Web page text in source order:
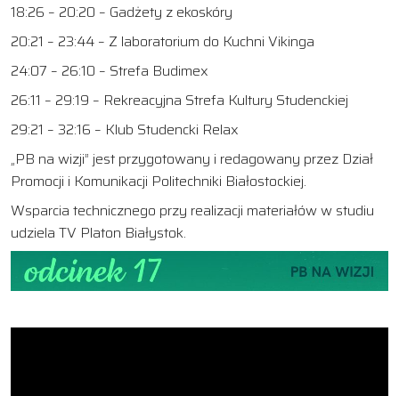
18:26 – 20:20 – Gadżety z ekoskóry
20:21 – 23:44 – Z laboratorium do Kuchni Vikinga
24:07 – 26:10 – Strefa Budimex
26:11 – 29:19 – Rekreacyjna Strefa Kultury Studenckiej
29:21 – 32:16 – Klub Studencki Relax
„PB na wizji” jest przygotowany i redagowany przez Dział
Promocji i Komunikacji Politechniki Białostockiej.
Wsparcia technicznego przy realizacji materiałów w studiu
udziela TV Platon Białystok.